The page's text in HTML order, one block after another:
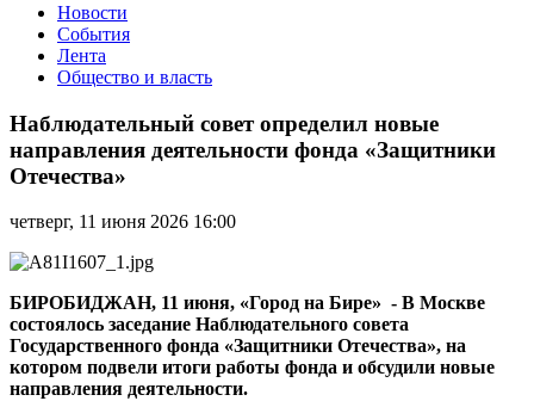
Новости
События
Лента
Общество и власть
совет
определил
новые
направления
фонда
Отечества»
Наблюдательный совет определил новые
направления деятельности фонда «Защитники
Отечества»
четверг, 11 июня 2026 16:00
БИРОБИДЖАН, 11 июня, «Город на Бире» - В Москве
состоялось заседание Наблюдательного совета
Государственного фонда «Защитники Отечества», на
котором подвели итоги работы фонда и обсудили новые
направления деятельности.